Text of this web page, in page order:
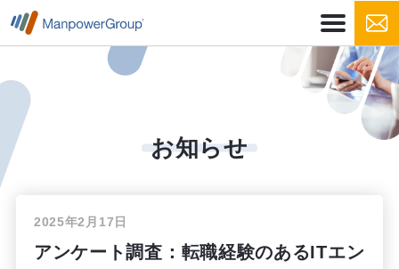
お知らせ
2025年2月17日
アンケート調査：転職経験のあるITエン